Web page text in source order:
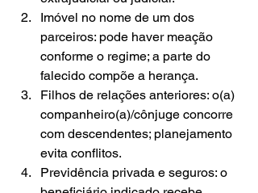
Imóvel no nome de um dos
parceiros: pode haver meação
conforme o regime; a parte do
falecido compõe a herança.
Filhos de relações anteriores: o(a)
companheiro(a)/cônjuge concorre
com descendentes; planejamento
evita conflitos.
Previdência privada e seguros: o